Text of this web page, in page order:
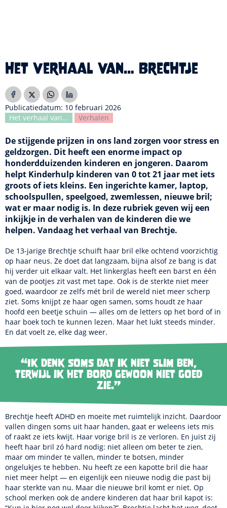
Het verhaal van… Brechtje
Publicatiedatum: 10 februari 2026
Het verhaal van...
Verhalen
De stijgende prijzen in ons land zorgen voor stress en
geldzorgen. Dit heeft een enorme impact op
honderdduizenden kinderen en jongeren. Daarom
helpt Kinderhulp kinderen van 0 tot 21 jaar met iets
groots of iets kleins. Een ingerichte kamer, laptop,
schoolspullen, speelgoed, zwemlessen, nieuwe bril;
wat er maar nodig is. In deze rubriek geven wij een
inkijkje in de verhalen van de kinderen die we
helpen. Vandaag het verhaal van Brechtje.
De 13-jarige Brechtje schuift haar bril elke ochtend voorzichtig
op haar neus. Ze doet dat langzaam, bijna alsof ze bang is dat
hij verder uit elkaar valt. Het linkerglas heeft een barst en één
van de pootjes zit vast met tape. Ook is de sterkte niet meer
goed, waardoor ze zelfs mét bril de wereld niet meer scherp
ziet. Soms knijpt ze haar ogen samen, soms houdt ze haar
hoofd een beetje schuin — alles om de letters op het bord of in
haar boek toch te kunnen lezen. Maar het lukt steeds minder.
En dat voelt ze, elke dag weer.
“Ik denk soms dat ik niet slim ben,
terwijl ik het bord gewoon niet goed
zie.”
Brechtje heeft ADHD en moeite met ruimtelijk inzicht. Daardoor
vallen dingen soms uit haar handen, gaat er weleens iets mis
of raakt ze iets kwijt. Haar vorige bril is ze verloren. En juist zij
heeft haar bril zó hard nodig: niet alleen om beter te zien,
maar om minder te vallen, minder te botsen, minder
ongelukjes te hebben. Nu heeft ze een kapotte bril die haar
niet meer helpt — en eigenlijk een nieuwe nodig die past bij
haar sterkte van nu. Maar die nieuwe bril komt er niet. Op
school merken ook de andere kinderen dat haar bril kapot is: